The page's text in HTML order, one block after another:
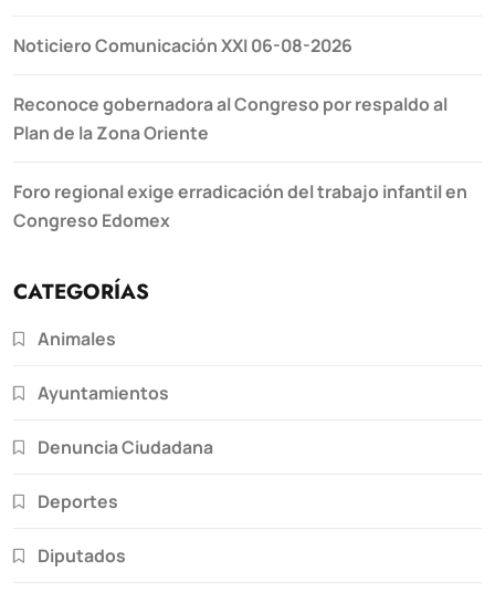
Noticiero Comunicación XXI 06-08-2026
Reconoce gobernadora al Congreso por respaldo al
Plan de la Zona Oriente
Foro regional exige erradicación del trabajo infantil en
Congreso Edomex
CATEGORÍAS
Animales
Ayuntamientos
Denuncia Ciudadana
Deportes
Diputados